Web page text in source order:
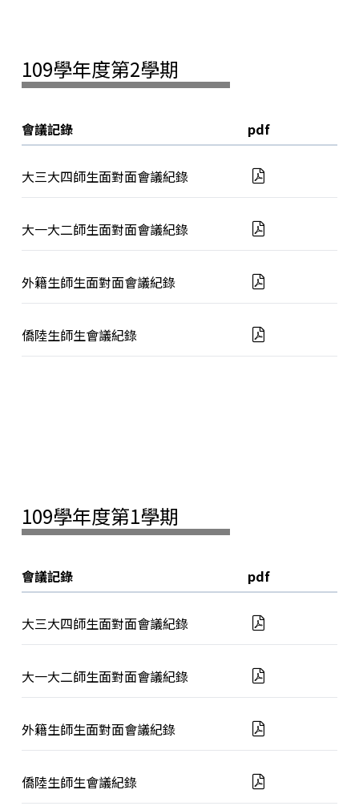
109學年度第2學期
會議記錄 pdf
大三大四師生面對面會議紀錄
大一大二師生面對面會議紀錄
外籍生師生面對面會議紀錄
僑陸生師生會議紀錄
109學年度第1學期
會議記錄 pdf
大三大四師生面對面會議紀錄
大一大二師生面對面會議紀錄
外籍生師生面對面會議紀錄
僑陸生師生會議紀錄